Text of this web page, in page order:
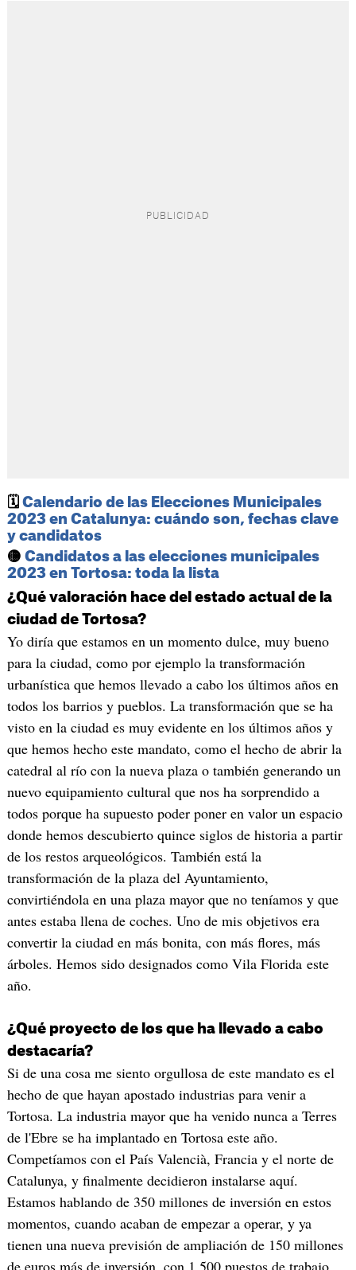
🗓️ Calendario de las Elecciones Municipales
2023 en Catalunya: cuándo son, fechas clave
y candidatos
🟡 Candidatos a las elecciones municipales
2023 en Tortosa: toda la lista
¿Qué valoración hace del estado actual de la
ciudad de Tortosa?
Yo diría que estamos en un momento dulce, muy bueno
para la ciudad, como por ejemplo la transformación
urbanística que hemos llevado a cabo los últimos años en
todos los barrios y pueblos. La transformación que se ha
visto en la ciudad es muy evidente en los últimos años y
que hemos hecho este mandato, como el hecho de abrir la
catedral al río con la nueva plaza o también generando un
nuevo equipamiento cultural que nos ha sorprendido a
todos porque ha supuesto poder poner en valor un espacio
donde hemos descubierto quince siglos de historia a partir
de los restos arqueológicos. También está la
transformación de la plaza del Ayuntamiento,
convirtiéndola en una plaza mayor que no teníamos y que
antes estaba llena de coches. Uno de mis objetivos era
convertir la ciudad en más bonita, con más flores, más
árboles. Hemos sido designados como Vila Florida este
año.
¿Qué proyecto de los que ha llevado a cabo
destacaría?
Si de una cosa me siento orgullosa de este mandato es el
hecho de que hayan apostado industrias para venir a
Tortosa. La industria mayor que ha venido nunca a Terres
de l'Ebre se ha implantado en Tortosa este año.
Competíamos con el País Valencià, Francia y el norte de
Catalunya, y finalmente decidieron instalarse aquí.
Estamos hablando de 350 millones de inversión en estos
momentos, cuando acaban de empezar a operar, y ya
tienen una nueva previsión de ampliación de 150 millones
de euros más de inversión, con 1.500 puestos de trabajo